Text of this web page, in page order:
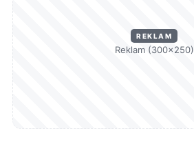
REKLAM
Reklam (300×250)